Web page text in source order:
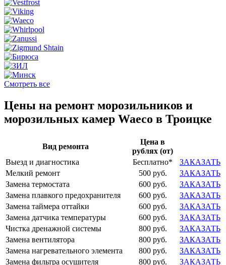
Смотреть все
Цены на ремонт морозильников и
морозильных камер Waeco в Троицке
Вид ремонта
Цена в
рублях (от)
Выезд и диагностика
Бесплатно*
ЗАКАЗАТЬ
Мелкий ремонт
500 руб.
ЗАКАЗАТЬ
Замена термостата
600 руб.
ЗАКАЗАТЬ
Замена плавкого предохранителя
600 руб.
ЗАКАЗАТЬ
Замена таймера оттайки
600 руб.
ЗАКАЗАТЬ
Замена датчика температуры
600 руб.
ЗАКАЗАТЬ
Чистка дренажной системы
800 руб.
ЗАКАЗАТЬ
Замена вентилятора
800 руб.
ЗАКАЗАТЬ
Замена нагревательного элемента
800 руб.
ЗАКАЗАТЬ
Замена фильтра осушителя
800 руб. ЗАКАЗАТЬ